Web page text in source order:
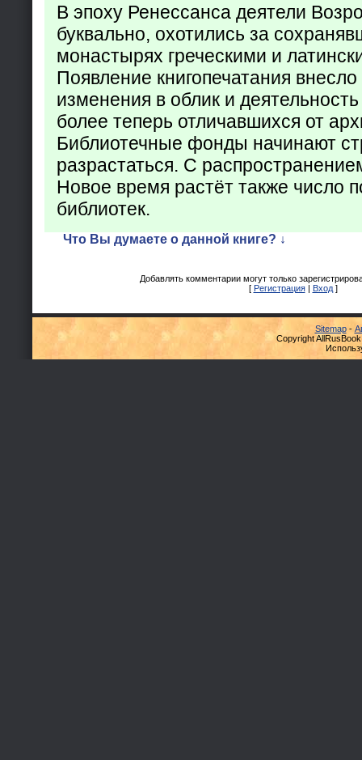
В эпоху Ренессанса деятели
буквально, охотились за
монастырях греческими и
Появление книгопечатания
изменения в облик и
более теперь отличавшихся от
Библиотечные фонды начинают
разрастаться. С
Новое время растёт также число
библиотек.
Что Вы думаете о данной книге? ↓
Добавлять комментарии могут только
[ Регистрация| Вход]
Sitemap-
Copyright